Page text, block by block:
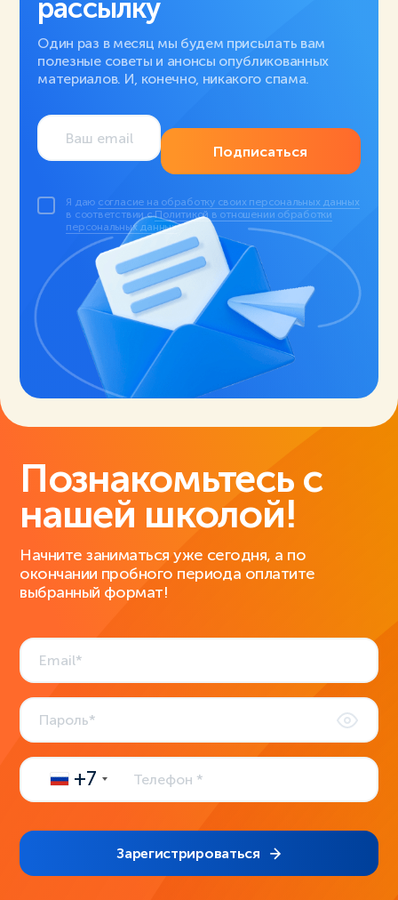
рассылку
Один раз в месяц мы будем присылать вам
полезные советы и анонсы опубликованных
материалов. И, конечно, никакого спама.
Подписаться
Я даю согласие на обработку своих персональных данных
в соответствии сПолитикой в отношении обработки
персональных данных.
Познакомьтесь с
нашей школой!
Начните заниматься уже сегодня, а по
окончании пробного периода оплатите
выбранный формат!
+7
Зарегистрироваться